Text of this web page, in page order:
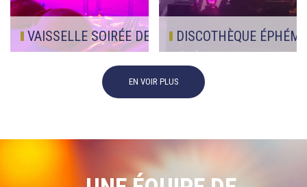
VAISSELLE SOIRÉE DE GALADISCOTHÈQUE
EN VOIR PLUS